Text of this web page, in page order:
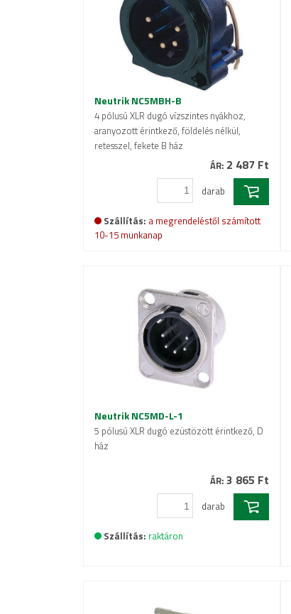
Neutrik NC5MBH-B
4 pólusú XLR dugó vízszintes nyákhoz,
aranyozott érintkező, földelés nélkül,
retesszel, fekete B ház
ÁR: 2 487 Ft
darab
Szállítás: a megrendeléstől számított
10-15 munkanap
Neutrik NC5MD-L-1
5 pólusú XLR dugó ezüstözött érintkező, D
ház
ÁR: 3 865 Ft
darab
Szállítás: raktáron